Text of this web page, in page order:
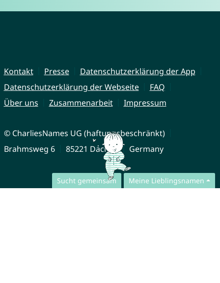
Sucht gemeinsam Meine Lieblingsnamen
Kontakt Presse
Datenschutzerklärung der App
Datenschutzerklärung der Webseite
FAQ
Über uns
Zusammenarbeit Impressum
© CharliesNames UG (haftungsbeschränkt)
Brahmsweg 6
85221 Dachau Germany